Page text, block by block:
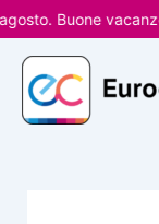
Vai
al
contenuto
Buone vacanze!